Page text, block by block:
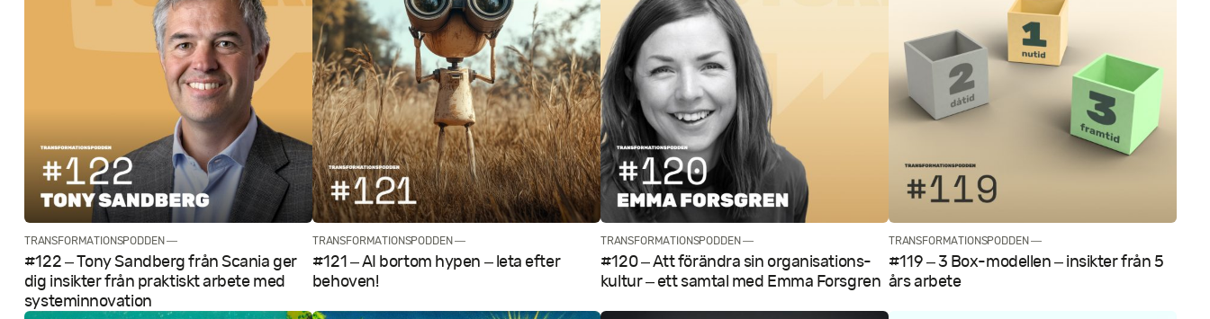
TRANSFORMATIONSPODDEN —
#122 – Tony Sandberg från Scania ger
dig insikter från praktiskt arbete med
system­innovation
TRANSFORMATIONSPODDEN —
#121 – AI bortom hypen – leta efter
behoven!
TRANSFORMATIONSPODDEN —
#120 – Att förändra sin organisations­
kultur – ett samtal med Emma Forsgren
TRANSFORMATIONSPODDEN —
#119 – 3 Box-modellen – insikter från 5
års arbete